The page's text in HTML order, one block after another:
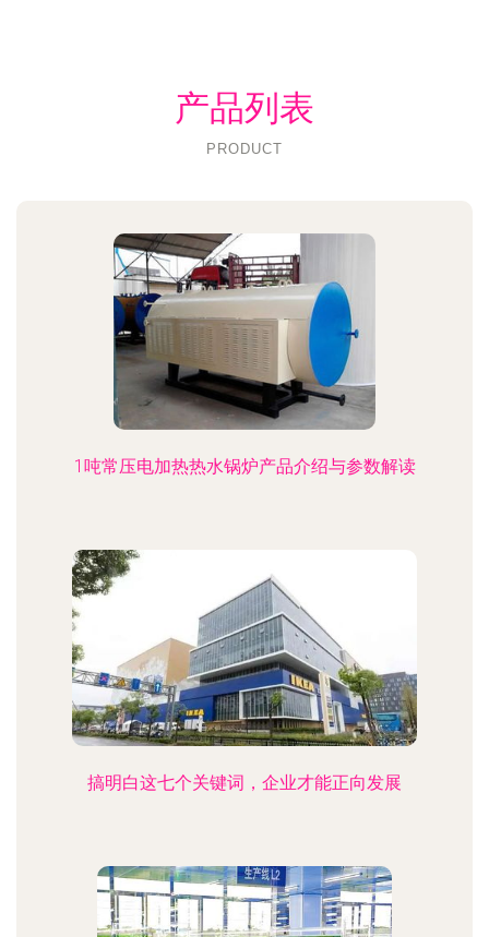
产品列表
PRODUCT
1吨常压电加热热水锅炉产品介绍与参数解读
搞明白这七个关键词，企业才能正向发展